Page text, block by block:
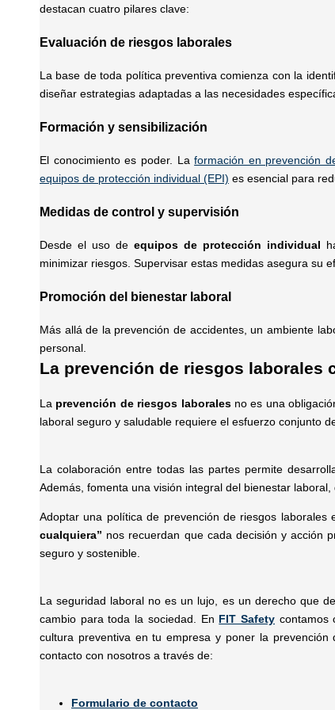
destacan cuatro pilares clave:
Evaluación de riesgos laborales
La base de toda política preventiva comienza con la
diseñar estrategias adaptadas a las necesidades
Formación y sensibilización
El conocimiento es poder. Laformación en prevención
equipos de protección individual (EPI) es esencial para
Medidas de control y supervisión
Desde el uso de equipos de protección individual
minimizar riesgos. Supervisar estas medidas asegura su
Promoción del bienestar laboral
Más allá de la prevención de accidentes, un ambiente
personal.
La prevención de riesgos laborales
La prevención de riesgos laboralesno es una
laboral seguro y saludable requiere el esfuerzo conjunto
La colaboración entre todas las partes permite
Además, fomenta una visión integral del bienestar
Adoptar una política de prevención de riesgos laborales
cualquiera” nos recuerdan que cada decisión y acción
seguro y sostenible.
La seguridad laboral no es un lujo, es un derecho que
cambio para toda la sociedad. En FIT Safety contamos
cultura preventiva en tu empresa y poner la
contacto con nosotros a través de:
Formulario de contacto